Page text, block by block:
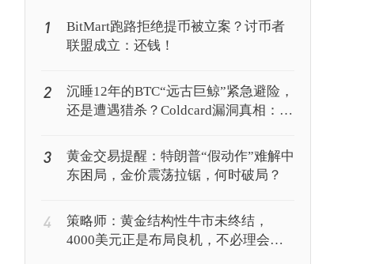
1
BitMart跑路拒绝提币被立案？讨币者
联盟成立：还钱！
2
沉睡12年的BTC“远古巨鲸”紧急避险，
还是遭遇猎杀？Coldcard漏洞真相：你
3
黄金交易提醒：特朗普“假动作”难解中
东困局，金价震荡拉锯，何时破局？
4
策略师：黄金结构性牛市未终结，
4000美元正是布局良机，不必理会美